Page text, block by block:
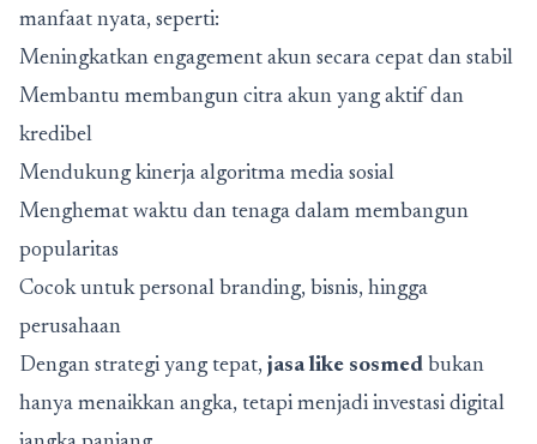
manfaat nyata, seperti:
Meningkatkan engagement akun secara cepat dan stabil
Membantu membangun citra akun yang aktif dan
kredibel
Mendukung kinerja algoritma media sosial
Menghemat waktu dan tenaga dalam membangun
popularitas
Cocok untuk personal branding, bisnis, hingga
perusahaan
Dengan strategi yang tepat, jasa like sosmed bukan
hanya menaikkan angka, tetapi menjadi investasi digital